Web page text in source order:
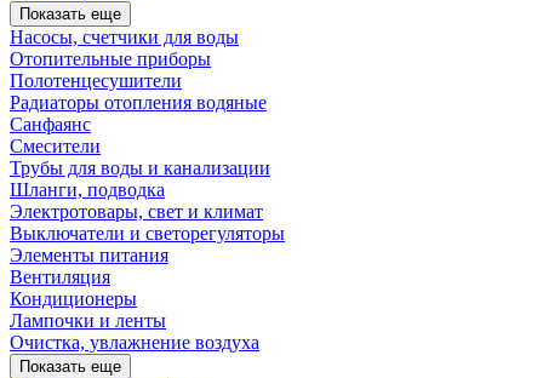
Показать еще
Насосы, счетчики для воды
Отопительные приборы
Полотенцесушители
Радиаторы отопления водяные
Санфаянс
Смесители
Трубы для воды и канализации
Шланги, подводка
Электротовары, свет и климат
Выключатели и светорегуляторы
Элементы питания
Вентиляция
Кондиционеры
Лампочки и ленты
Очистка, увлажнение воздуха
Показать еще